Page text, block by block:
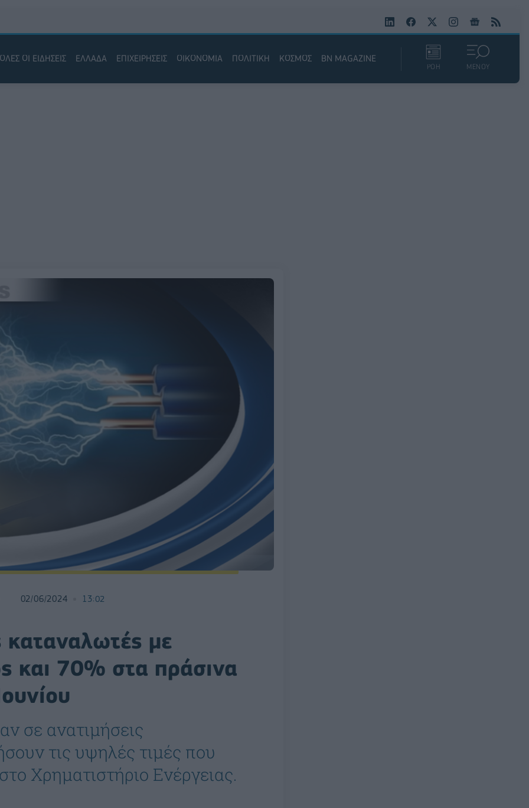
ΟΛΕΣ ΟΙ ΕΙΔΗΣΕΙΣ ΕΛΛΑΔΑ ΕΠΙΧΕΙΡΗΣΕΙΣ ΟΙΚΟΝΟΜΙΑ ΠΟΛΙΤΙΚΗ ΚΟΣΜΟΣ BN MAGAZINE
ΡΟΗ ΜΕΝΟΥ
02/06/2024 13:02
καταναλωτές με
και 70% στα πράσινα
σε ανατιμήσεις
τις υψηλές τιμές που
Χρηματιστήριο Ενέργειας.